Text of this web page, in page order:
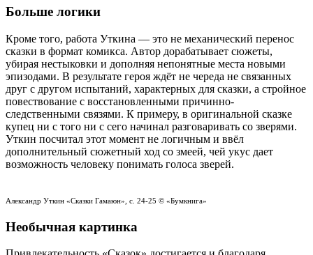
Больше логики
Кроме того, работа Уткина — это не механический перенос
сказки в формат комикса. Автор дорабатывает сюжеты,
убирая нестыковки и дополняя непонятные места новыми
эпизодами. В результате героя ждёт не череда не связанных
друг с другом испытаний, характерных для сказки, а стройное
повествование с восстановленными причинно-
следственными связями. К примеру, в оригинальной сказке
купец ни с того ни с сего начинал разговаривать со зверями.
Уткин посчитал этот момент не логичным и ввёл
дополнительный сюжетный ход со змеей, чей укус дает
возможность человеку понимать голоса зверей.
Александр Уткин «Сказки Гамаюн», с. 24-25 © «Бумкнига»
Необычная картинка